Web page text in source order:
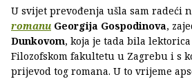
U svijet prevođenja ušla sam radeći
romanu Georgija Gospodinova,
Dunkovom, koja je tada bila
Filozofskom fakultetu u Zagrebu i s
prijevod tog romana. U to vrijeme